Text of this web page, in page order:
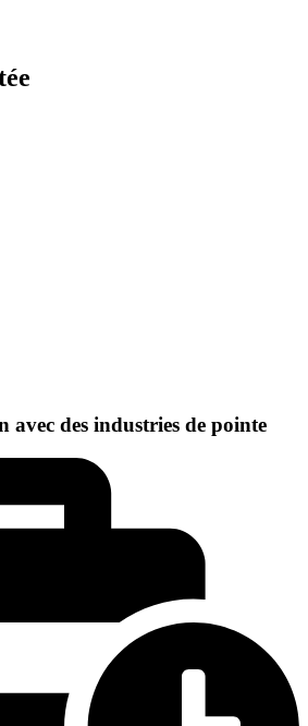
des industries de pointe